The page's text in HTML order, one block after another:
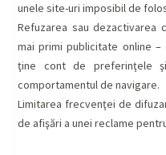
unele site-uri imposibil de
Refuzarea sau dezactivarea
mai primi publicitate online
ţine cont de preferinţele
comportamentul de navigare.
Limitarea frecvenţei de
de afişări a unei reclame